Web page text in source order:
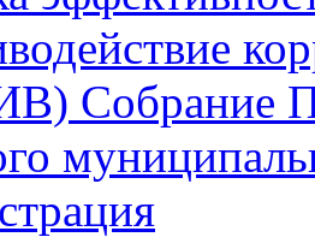
Собрание